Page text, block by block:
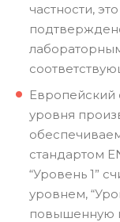
частности,
Европейский
уровня
стандартом
“Уровень 1”
уровнем,
повышенную